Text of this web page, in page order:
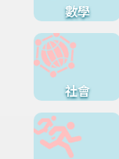
數學
社會